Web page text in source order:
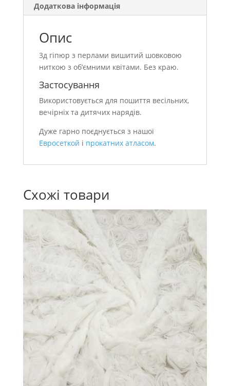
Додаткова інформація
Опис
3д гіпюр з перлами вишитий шовковою
ниткою з об’ємними квітами. Без краю.
Застосування
Використовується для пошиття весільних,
вечірніх та дитячих нарядів.
Дуже гарно поєднується з нашої
Евросеткой і прокатних атласом.
Схожі товари